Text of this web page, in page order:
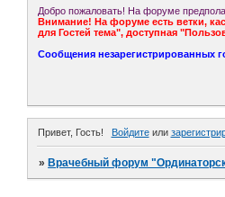
Добро пожаловать! На форуме
Внимание! На форуме есть ветки,
для Гостей тема", доступная
Сообщения незарегистрированных
Привет, Гость! Войдитеили
» Врачебный форум